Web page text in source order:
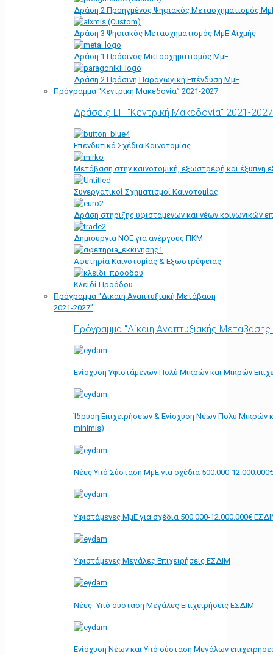
Δράση 2 Προηγμένος Ψηφιακός Μετασχηματισμός
Δράση 3 Ψηφιακός Μετασχηματισμός ΜμΕ Αιχμής
Δράση 1 Πράσινος Μετασχηματισμός ΜμΕ
Δράση 2 Πράσινη Παραγωγική Επένδυση ΜμΕ
Πρόγραμμα “Κεντρική Μακεδονία” 2021-2027
Δράσεις ΕΠ "Κεντρική Μακεδονία" 2021-2027
Επενδυτικά Σχέδια Καινοτομίας
Μετάβαση στην καινοτομική, εξωστρεφή και έξυπνη
Συνεργατικοί Σχηματισμοί Καινοτομίας
Δράση στήριξης υφιστάμενων και νέων κοινωνικών
Δημιουργία ΝΘΕ για ανέργους ΠΚΜ
Αφετηρία Kαινοτομίας & Εξωστρέφειας
Κλειδί Προόδου
Πρόγραμμα “Δίκαιη Αναπτυξιακή Μετάβαση
2021-2027”
Πρόγραμμα "Δίκαιη Αναπτυξιακής
Ενίσχυση Υφιστάμενων Πολύ Μικρών και Μικρών
Ίδρυση Επιχειρήσεων & Ενίσχυση Νέων Πολύ Μικρών
minimis)
Νέες Υπό Σύσταση ΜμΕ για σχέδια 500.000-
Υφιστάμενες ΜμΕ για σχέδια 500.000-12.000.000€
Υφιστάμενες Μεγάλες Επιχειρήσεις ΕΣΔΙΜ
Νέες- Υπό σύσταση Μεγάλες Επιχειρήσεις ΕΣΔΙΜ
Ενίσχυση Νέων και Υπό σύσταση Μεγάλων